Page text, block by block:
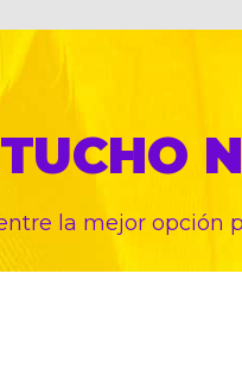
la mejor opción